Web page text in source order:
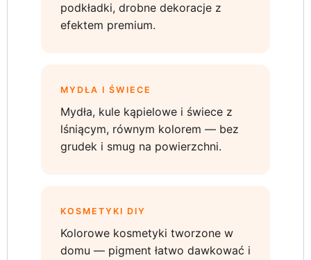
podkładki, drobne dekoracje z
efektem premium.
MYDŁA I ŚWIECE
Mydła, kule kąpielowe i świece z
lśniącym, równym kolorem — bez
grudek i smug na powierzchni.
KOSMETYKI DIY
Kolorowe kosmetyki tworzone w
domu — pigment łatwo dawkować i